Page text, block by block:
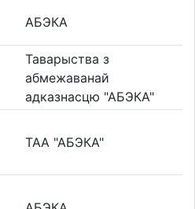
АБЭКА
Таварыства з
абмежаванай
адказнасцю "АБЭКА"
ТАА "АБЭКА"